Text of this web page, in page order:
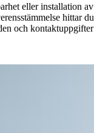
eller installation
hittar
och